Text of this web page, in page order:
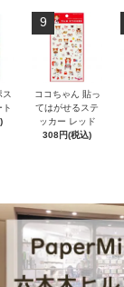
ス
ト
9
ココちゃん 貼っ
てはがせるステ
ッカー レッド
308円(税込)